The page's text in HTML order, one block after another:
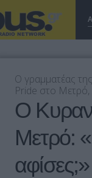
Ο γραμματέας
Pride στο Μετρό,
Ο
Μετρό:
αφίσες;»